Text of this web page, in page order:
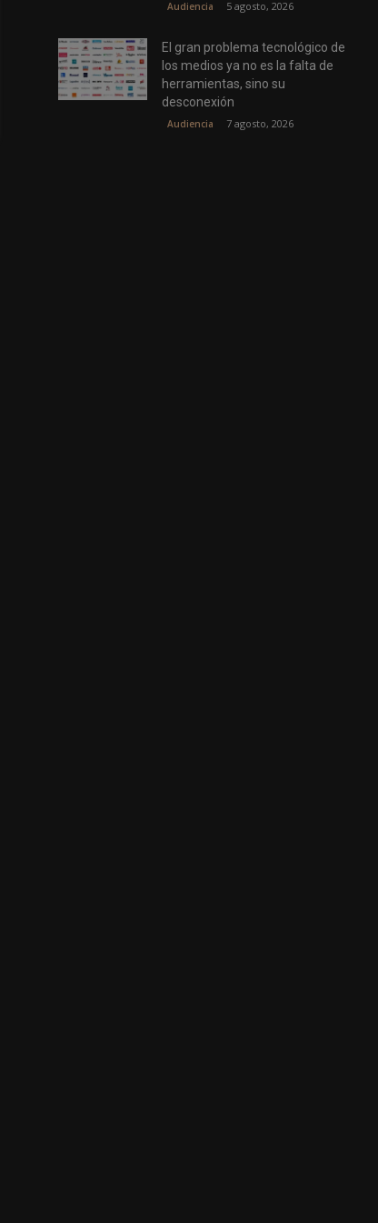
Audiencia 5 agosto, 2026
El gran problema tecnológico de
los medios ya no es la falta de
herramientas, sino su
desconexión
Audiencia 7 agosto, 2026